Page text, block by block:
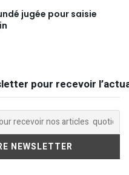
jugée pour saisie
pour recevoir